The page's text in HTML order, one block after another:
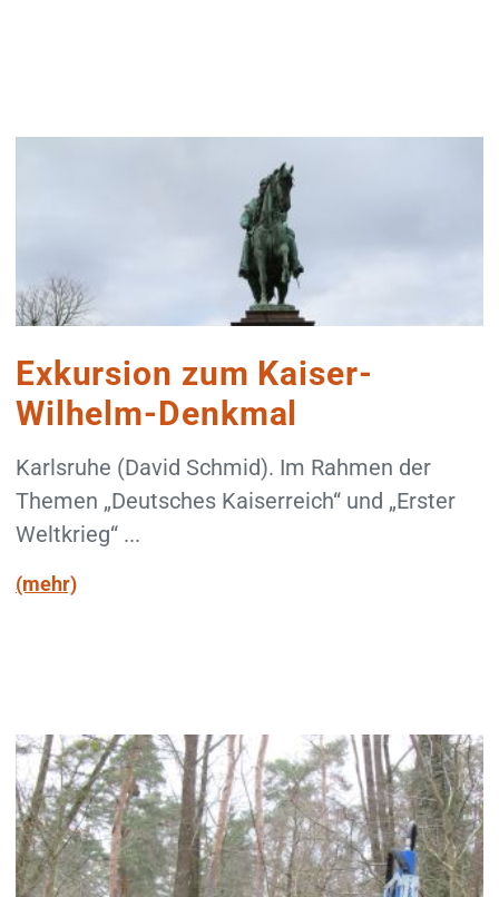
Exkursion zum Kaiser-
Wilhelm-Denkmal
Karlsruhe (David Schmid). Im Rahmen der
Themen „Deutsches Kaiserreich“ und „Erster
Weltkrieg“ ...
(mehr)